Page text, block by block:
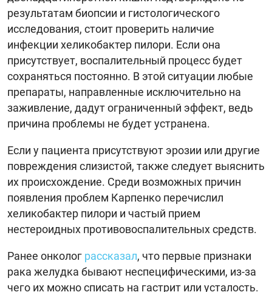
результатам биопсии и гистологического
исследования, стоит проверить наличие
инфекции хеликобактер пилори. Если она
присутствует, воспалительный процесс будет
сохраняться постоянно. В этой ситуации любые
препараты, направленные исключительно на
заживление, дадут ограниченный эффект, ведь
причина проблемы не будет устранена.
Если у пациента присутствуют эрозии или другие
повреждения слизистой, также следует выяснить
их происхождение. Среди возможных причин
появления проблем Карпенко перечислил
хеликобактер пилори и частый прием
нестероидных противовоспалительных средств.
Ранее онколог рассказал, что первые признаки
рака желудка бывают неспецифическими, из-за
чего их можно списать на гастрит или усталость.